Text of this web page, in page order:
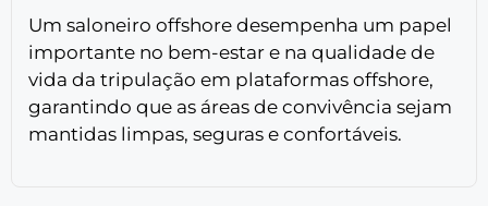
Um saloneiro offshore desempenha um papel
importante no bem-estar e na qualidade de
vida da tripulação em plataformas offshore,
garantindo que as áreas de convivência sejam
mantidas limpas, seguras e confortáveis.